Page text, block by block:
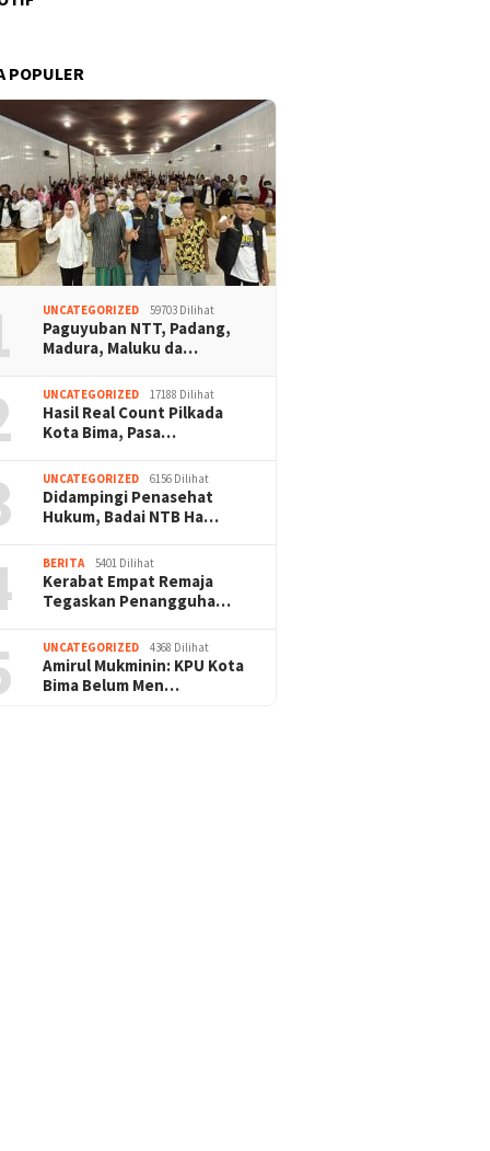
POPULER
UNCATEGORIZED 59703 Dilihat
Paguyuban NTT, Padang,
Madura, Maluku da…
UNCATEGORIZED 17188 Dilihat
Hasil Real Count Pilkada
Kota Bima, Pasa…
UNCATEGORIZED 6156 Dilihat
Didampingi Penasehat
Hukum, Badai NTB Ha…
BERITA 5401 Dilihat
Kerabat Empat Remaja
Tegaskan Penangguha…
UNCATEGORIZED 4368 Dilihat
Amirul Mukminin: KPU Kota
Bima Belum Men…